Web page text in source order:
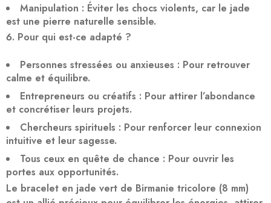
Manipulation : Éviter les chocs violents, car le jade
est une pierre naturelle sensible.
Pour qui est-ce adapté ?
Personnes stressées ou anxieuses : Pour retrouver
calme et équilibre.
Entrepreneurs ou créatifs : Pour attirer l’abondance
et concrétiser leurs projets.
Chercheurs spirituels : Pour renforcer leur connexion
intuitive et leur sagesse.
Tous ceux en quête de chance : Pour ouvrir les
portes aux opportunités.
Le bracelet en jade vert de Birmanie tricolore (8 mm)